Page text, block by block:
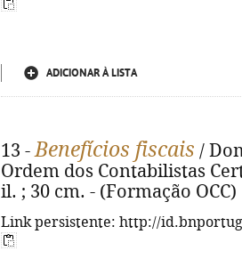
ADICIONAR À LISTA
13 -Benefícios fiscais /
Ordem dos Contabilistas
il. ; 30 cm. - (Formação OCC)
Link persistente: http://